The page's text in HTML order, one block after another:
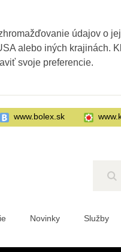
Novinky Služby
www.bolex.sk
údajov o
alebo iných krajinách.
svoje preferencie.